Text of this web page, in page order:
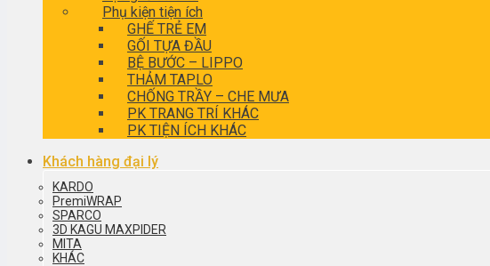
Phụ kiện tiện ích
GHẾ TRẺ EM
GỐI TỰA ĐẦU
BỆ BƯỚC – LIPPO
THẢM TAPLO
CHỐNG TRẦY – CHE MƯA
PK TRANG TRÍ KHÁC
PK TIỆN ÍCH KHÁC
Khách hàng đại lý
KARDO
PremiWRAP
SPARCO
3D KAGU MAXPIDER
MITA
KHÁC